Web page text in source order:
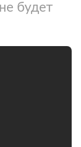
будет